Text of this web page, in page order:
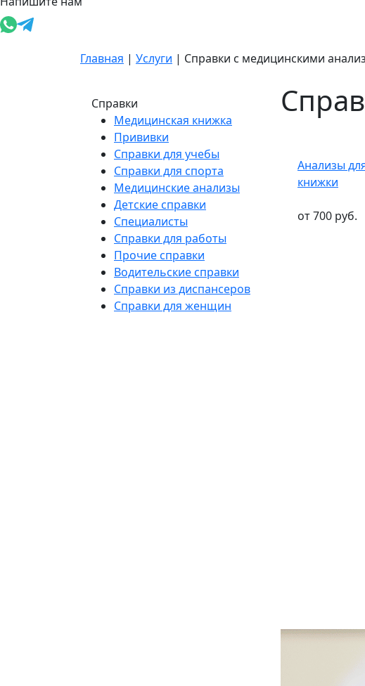
Главная | Услуги | Справки с медицинскими
Справки
Медицинская книжка
Прививки
Справки для учебы
Справки для спорта
Медицинские анализы
Детские справки
Специалисты
Справки для работы
Прочие справки
Водительские справки
Справки из диспансеров
Справки для женщин
Анализы
книжки
от 700 руб.